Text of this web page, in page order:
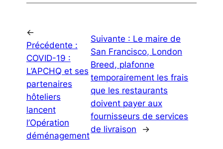
←
Précédente :
COVID-19 :
L’APCHQ et ses
partenaires
hôteliers
lancent
l’Opération
déménagement
Suivante : Le maire de
San Francisco, London
Breed, plafonne
temporairement les frais
que les restaurants
doivent payer aux
fournisseurs de services
de livraison
→